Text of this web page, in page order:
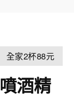
全家2杯88元
酒精